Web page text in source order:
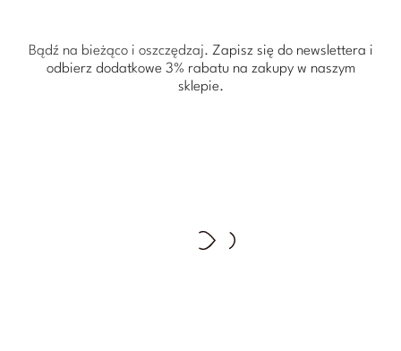
Bądź na bieżąco i oszczędzaj. Zapisz się do newslettera i
odbierz dodatkowe 3% rabatu na zakupy w naszym
sklepie.